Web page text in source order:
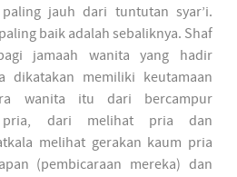
jauh dari tuntutan syar’i.
baik adalah sebaliknya. Shaf
jamaah wanita yang hadir
dikatakan memiliki keutamaan
wanita itu dari bercampur
pria, dari melihat pria dan
melihat gerakan kaum pria
(pembicaraan mereka) dan